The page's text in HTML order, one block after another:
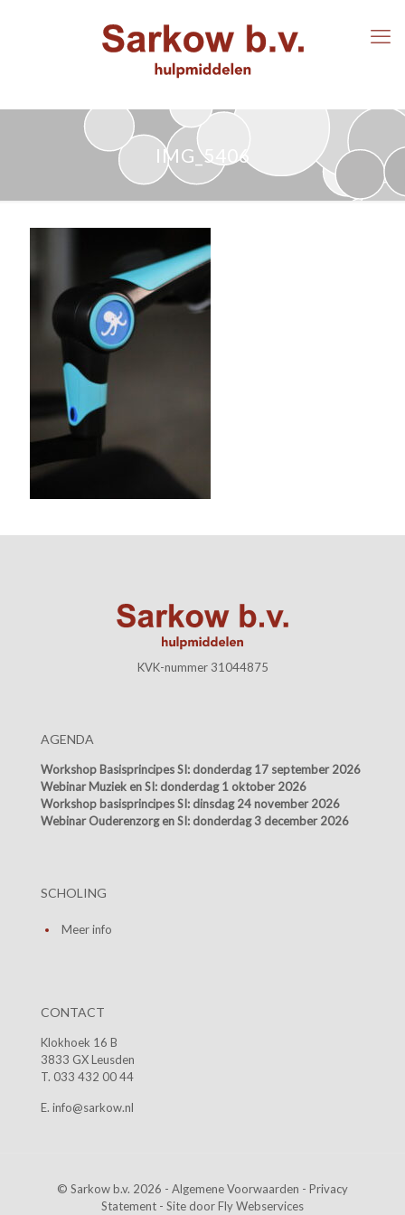
IMG_5406
KVK-nummer 31044875
AGENDA
Workshop Basisprincipes SI: donderdag 17 september 2026
Webinar Muziek en SI: donderdag 1 oktober 2026
Workshop basisprincipes SI: dinsdag 24 november 2026
Webinar Ouderenzorg en SI: donderdag 3 december 2026
SCHOLING
Meer info
CONTACT
Klokhoek 16 B
3833 GX Leusden
T. 033 432 00 44
E. info@sarkow.nl
© Sarkow b.v. 2026 - Algemene Voorwaarden - Privacy
Statement - Site doorFly Webservices